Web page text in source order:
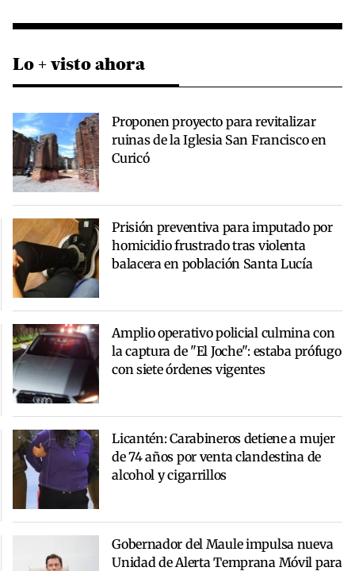
Lo + visto ahora
Proponen proyecto para revitalizar
ruinas de la Iglesia San Francisco en
Curicó
Prisión preventiva para imputado por
homicidio frustrado tras violenta
balacera en población Santa Lucía
Amplio operativo policial culmina con
la captura de "El Joche": estaba prófugo
con siete órdenes vigentes
Licantén: Carabineros detiene a mujer
de 74 años por venta clandestina de
alcohol y cigarrillos
Gobernador del Maule impulsa nueva
Unidad de Alerta Temprana Móvil para